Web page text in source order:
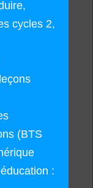
cycles 2,
(BTS
: